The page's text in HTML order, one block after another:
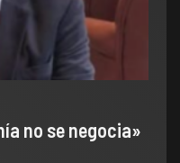
no se negocia»